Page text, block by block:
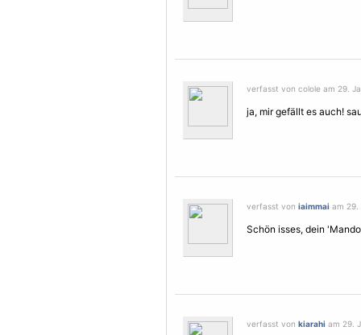
verfasst von colole am 29.
ja, mir gefällt es auch!
verfasst von iaimmai am 29.
Schön isses, dein
verfasst von kiarahi am 29.